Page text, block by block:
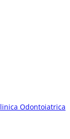
Odontoiatrica